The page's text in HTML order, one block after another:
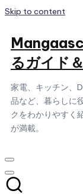
Skip to content
るガイド
家電、キッチン、
品など、暮らしに
クをわかりやすく
が満載。